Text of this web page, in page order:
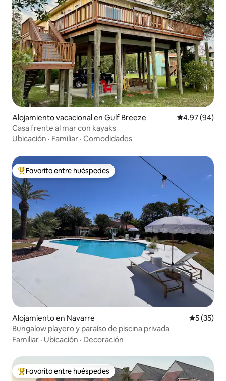
Alojamiento vacacional en Gulf Breeze Calificación
4.97 (94)
Casa frente al mar con kayaks
Ubicación · Familiar · Comodidades
Favorito entre huéspedes preferido
Favorito entre huéspedes
Alojamiento en Navarre
5 (35)
Bungalow playero y paraíso de piscina privada
Familiar · Ubicación · Decoración
Favorito entre huéspedes preferido
Favorito entre huéspedes